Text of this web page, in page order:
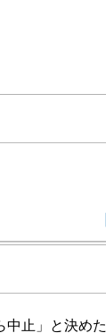
止」と決め